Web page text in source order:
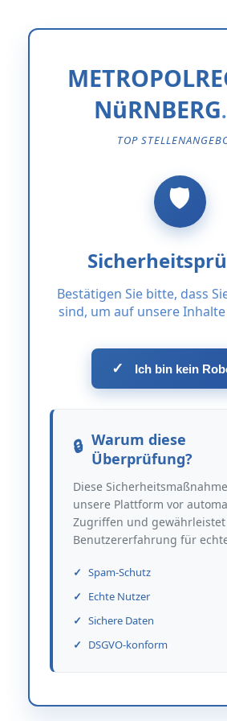
NüRNBERG
TOP
Bestätigen Sie bitte, dass
sind, um auf unsere
✓ Ich bin kein
Warum diese
Überprüfung?
Diese
unsere Plattform vor
Zugriffen und
Benutzererfahrung für
Spam-Schutz
Echte Nutzer
Sichere Daten
DSGVO-konform